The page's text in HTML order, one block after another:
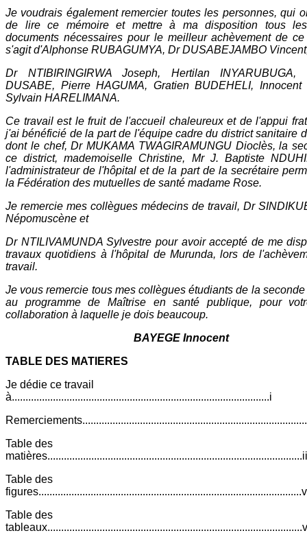
Je voudrais également remercier toutes les personnes, qui
de lire ce mémoire et mettre à ma disposition tous
documents nécessaires pour le meilleur achèvement de
s'agit d'Alphonse RUBAGUMYA, Dr DUSABEJAMBO
Dr NTIBIRINGIRWA Joseph, Hertilan INYARUBUGA,
DUSABE, Pierre HAGUMA, Gratien BUDEHELI, Innocent
Sylvain HARELIMANA.
Ce travail est le fruit de l'accueil chaleureux et de l'appui
j'ai bénéficié de la part de l'équipe cadre du district sanitaire
dont le chef, Dr MUKAMA TWAGIRAMUNGU Dioclès, la
ce district, mademoiselle Christine, Mr J. Baptiste
l'administrateur de l'hôpital et de la part de la secrétaire
la Fédération des mutuelles de santé madame Rose.
Je remercie mes collègues médecins de travail, Dr
Népomuscène et
Dr NTILIVAMUNDA Sylvestre pour avoir accepté de me
travaux quotidiens à l'hôpital de Murunda, lors de
travail.
Je vous remercie tous mes collègues étudiants de la
au programme de Maîtrise en santé publique, pour
collaboration à laquelle je dois beaucoup.
BAYEGE Innocent
TABLE DES MATIERES
Je dédie ce travail
à..............................................................................................i
Table des
Table des
Table des